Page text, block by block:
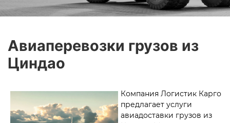
Авиаперевозки грузов из
Циндао
Компания Логистик Карго
предлагает услуги
авиадоставки грузов из